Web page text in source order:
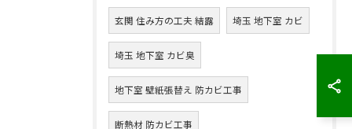
玄関 住み方の工夫 結露 埼玉 地下室 カビ
埼玉 地下室 カビ臭
地下室 壁紙張替え 防カビ工事
断熱材 防カビ工事